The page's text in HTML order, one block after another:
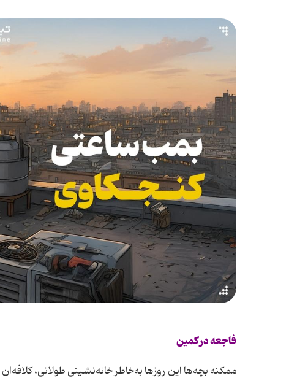
فاجعه در کمین
ممکنه بچه‌ها این روزها به‌خاطر خانه‌نشینی طولانی،